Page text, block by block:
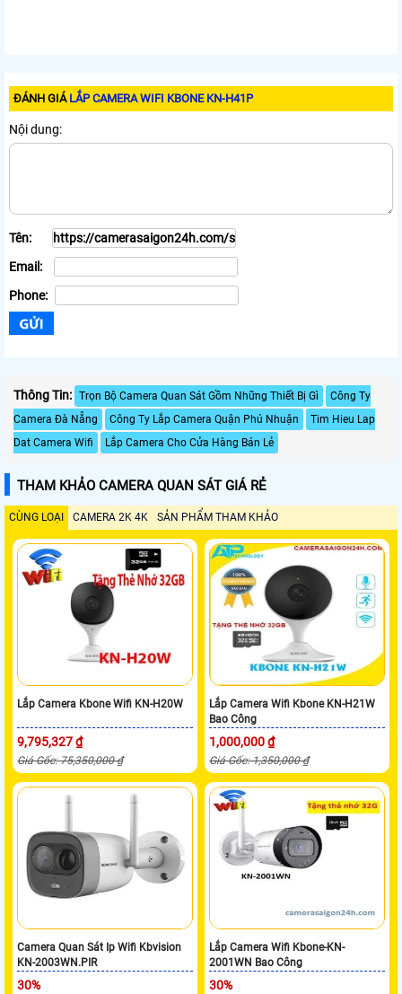
ĐÁNH GIÁ LẮP CAMERA WIFI KBONE KN-H41P
Nội dung:
Tên:
Email:
Phone:
Thông Tin: Trọn Bộ Camera Quan Sát Gồm Những Thiết Bị Gì
Công Ty
Camera Đà Nẵng
Công Ty Lắp Camera Quận Phú Nhuận
Tim Hieu Lap
Dat Camera Wifi
Lắp Camera Cho Cửa Hàng Bán Lẻ
THAM KHẢO CAMERA QUAN SÁT GIÁ RẺ
CÙNG LOẠI CAMERA 2K 4K SẢN PHẨM THAM KHẢO
Lắp Camera Kbone Wifi KN-H20W
9,795,327 ₫
Giá Gốc: 75,350,000 ₫
Lắp Camera Wifi Kbone KN-H21W
Bao Công
1,000,000 ₫
Giá Gốc: 1,350,000 ₫
Camera Quan Sát Ip Wifi Kbvision
KN-2003WN.PIR
30%
Lắp Camera Wifi Kbone-KN-
2001WN Bao Công
30%